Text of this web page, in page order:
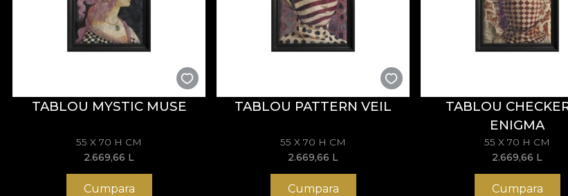
TABLOU MYSTIC MUSE
55 X 70 H CM
2.669,66 L
Cumpara
TABLOU PATTERN VEIL
55 X 70 H CM
2.669,66 L
Cumpara
TABLOU
ENIGMA
55 X 70 H CM
2.669,66 L
Cumpara